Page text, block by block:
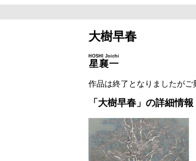
大樹早春
星襄一
HOSHI Joichi
作品は終了となりましたがご
「大樹早春」の詳細情報